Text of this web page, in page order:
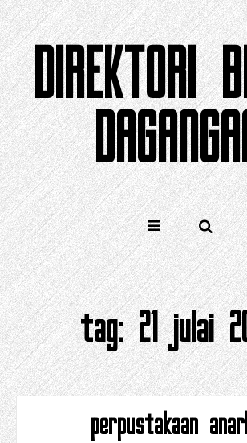
Langkau
ke
kandunganDIREKTORI
tag:21 julai
perpustakaan